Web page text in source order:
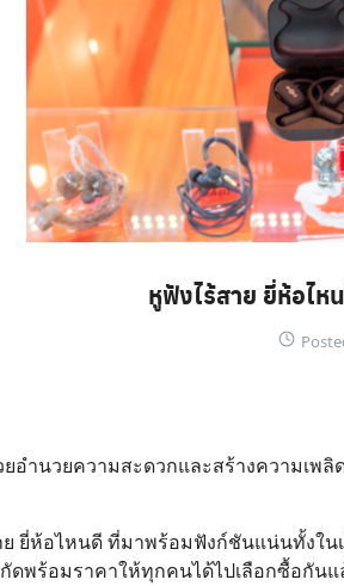
หูฟังไร้สาย ยี่ห้อไห
ำนวยความสะดวกและสร้างความเพ
ยี่ห้อไหนดี ที่มาพร้อมฟังก์ชันแน่นทั้งใน
ดพร้อมราคาให้ทุกคนได้ไปเลือกซื้อกันแ